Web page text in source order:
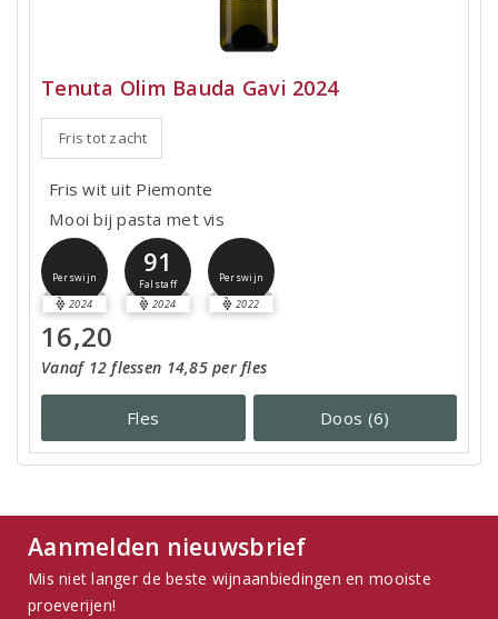
Tenuta Olim Bauda Gavi 2024
Fris tot zacht
Fris wit uit Piemonte
Mooi bij pasta met vis
Perswijn
2024
91
Falstaff
2024
Perswijn
2022
16,20
Vanaf 12 flessen 14,85 per fles
Fles Doos (6)
Aanmelden nieuwsbrief
Mis niet langer de beste wijnaanbiedingen en mooiste
proeverijen!